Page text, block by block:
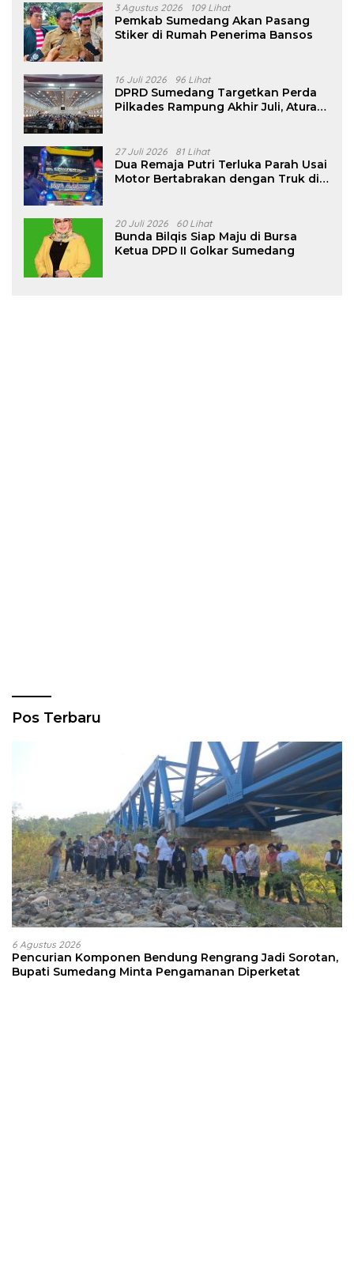
3 Agustus 2026 109 Lihat
Pemkab Sumedang Akan Pasang
Stiker di Rumah Penerima Bansos
16 Juli 2026 96 Lihat
DPRD Sumedang Targetkan Perda
Pilkades Rampung Akhir Juli, Aturan
27 Juli 2026 81 Lihat
Dua Remaja Putri Terluka Parah Usai
Motor Bertabrakan dengan Truk di
20 Juli 2026 60 Lihat
Bunda Bilqis Siap Maju di Bursa
Ketua DPD II Golkar Sumedang
Pos Terbaru
6 Agustus 2026
Pencurian Komponen Bendung Rengrang Jadi Sorotan,
Bupati Sumedang Minta Pengamanan Diperketat